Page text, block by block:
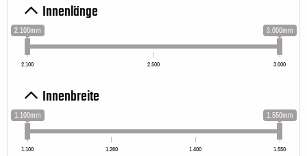
Innenlänge
2.100mm 3.000mm
2.100 2.500 3.000
Innenbreite
1.100mm 1.550mm
1.100 1.260 1.400 1.550